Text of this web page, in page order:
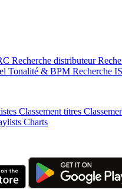
Recherche distributeur
Tonalité & BPM Recherche
Classement titres
Charts